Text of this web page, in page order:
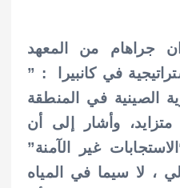
جراهام من المعهد
في كانبيرا : ”
الصينية في المنطقة
وأشار إلى أن
غير الآمنة”
، لا سيما في المياه